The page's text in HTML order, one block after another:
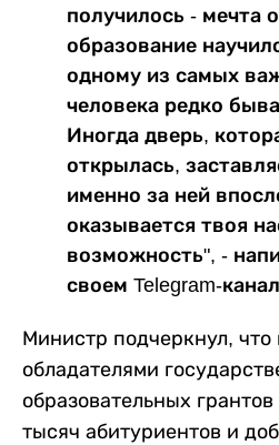
получилось - мечта
образование
одному из самых
человека редко
Иногда дверь,
открылась,
именно за ней
оказывается твоя
возможность", -
своем Telegram-
Министр подчеркнул, что
обладателями
образовательных
тысяч абитуриентов и